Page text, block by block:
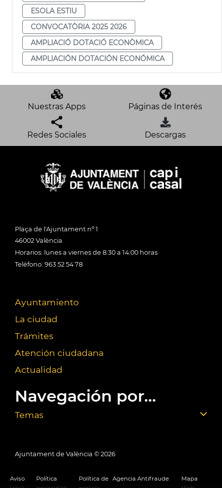
ESOLA ESTIU
CONVOCATÒRIA 2025 2026
AMPLIACIÓ DOTACIÓ ECONÒMICA
AMPLIACIÓN DOTACIÓN ECONÓMICA
Nuestras Apps Páginas de Interés
Redes Sociales Descargas
Plaça de l'Ajuntament nº 1
46002 València
Horarios: lunes a viernes de 8:30 a 14:00 horas
Teléfono: 963 52 54 78
Ayuntamiento
La ciudad
Trámites
Atención ciudadana
Actualidad
Navegación por...
Temas
Ajuntament de València © 2026
Aviso
Política
Política de Agencia Antifraude
Mapa